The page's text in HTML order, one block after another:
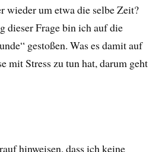
wieder um etwa die selbe Zeit?
dieser Frage bin ich auf die
gestoßen. Was es damit auf
mit Stress zu tun hat, darum geht
hinweisen, dass ich keine